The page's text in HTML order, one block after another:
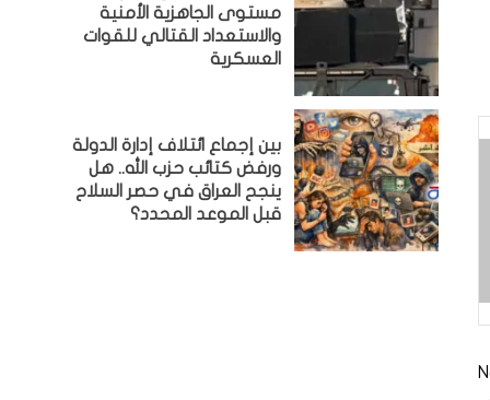
مستوى الجاهزية الأمنية
والاستعداد القتالي للقوات
العسكرية
بين إجماع ائتلاف إدارة الدولة
ورفض كتائب حزب الله.. هل
ينجح العراق في حصر السلاح
قبل الموعد المحدد؟